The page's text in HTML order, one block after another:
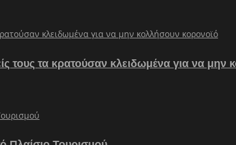
τους τα κρατούσαν κλειδωμένα για να μην